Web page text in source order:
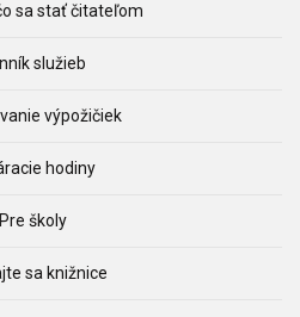
sa stať čitateľom
služieb
výpožičiek
hodiny
Pre školy
sa knižnice